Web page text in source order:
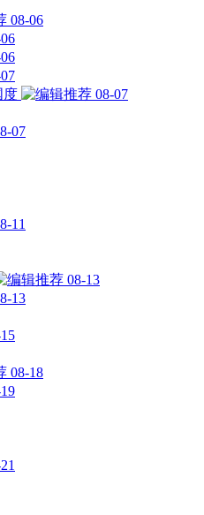
08-06
度
08-07
07
11
08-13
13
08-18